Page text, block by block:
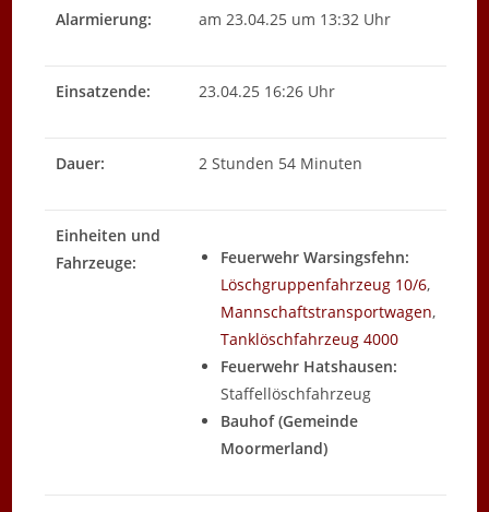
Alarmierung: am 23.04.25 um 13:32 Uhr
Einsatzende: 23.04.25 16:26 Uhr
Dauer: 2 Stunden 54 Minuten
Einheiten und
Fahrzeuge:
Feuerwehr Warsingsfehn:
Löschgruppenfahrzeug 10/6,
Mannschaftstransportwagen,
Tanklöschfahrzeug 4000
Feuerwehr Hatshausen:
Staffellöschfahrzeug
Bauhof (Gemeinde
Moormerland)